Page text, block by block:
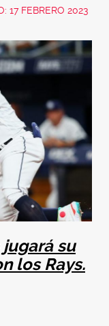
17 FEBRERO 2023
su
los Rays.